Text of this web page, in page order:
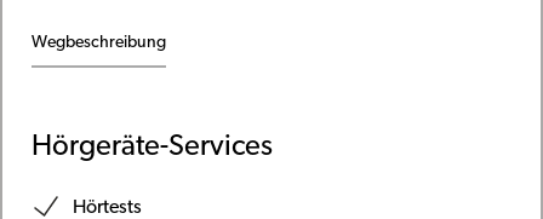
Wegbeschreibung
Hörgeräte-Services
Hörtests